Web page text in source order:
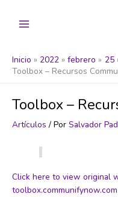
Inicio 2022 febrero
25
Toolbox – Recursos
Toolbox –
Artículos / Por Salvador
Click here to view original
toolbox.communifynow.com